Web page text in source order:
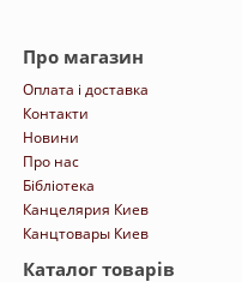
Про магазин
Оплата і доставка
Контакти
Новини
Про нас
Бібліотека
Канцелярия Киев
Канцтовары Киев
Каталог товарів